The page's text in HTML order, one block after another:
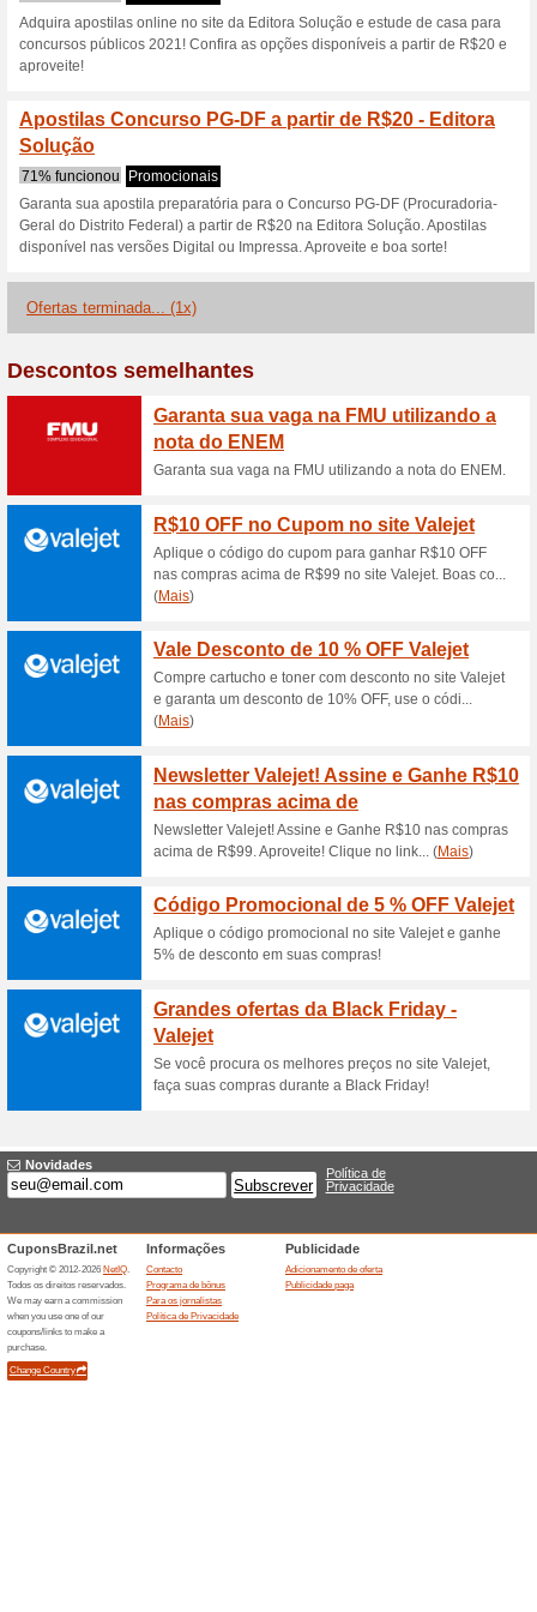
Descontos e
Apostila Polícia
100% funcionou
A Apostila Polícia Penal - DF
organizada para
abordando cada conteúdo
Apostila Polícia
apenas R$
100% funcionou
As apostilas PC-SP foram
acordo com o edital do
e focado. Apostila Polícia
Confira os
Solução
85% funcionou
Aproveite para comprar suas
Confira os lançamentos no